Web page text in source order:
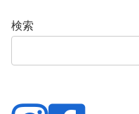
検索